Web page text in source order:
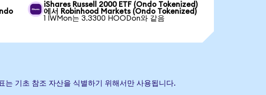
iShares Russell 2000 ETF (Ondo Tokenized)
에서 Robinhood Markets (Ondo Tokenized)
1 IWMon는 3.3300 HOODon와 같음
기초 참조 자산을 식별하기 위해서만 사용됩니다.